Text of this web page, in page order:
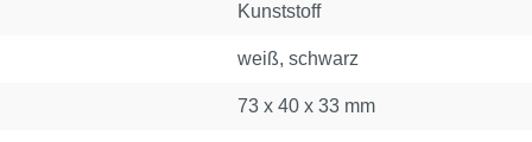
Kunststoff
weiß, schwarz
73 x 40 x 33 mm